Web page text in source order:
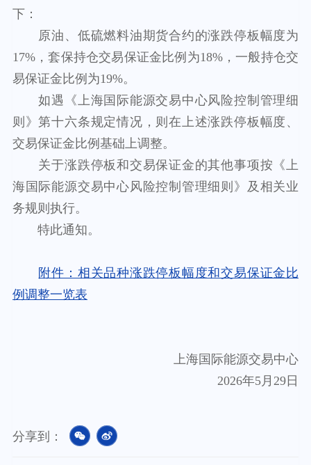
下：
原油、 低硫燃料油期货合约的涨跌停板幅度为
17%，套保持仓交易保证金比例为18%，一般持仓交
易保证金比例为19%。
如遇《上海国际能源交易中心风险控制管理细
则》第十六条规定情况，则在上述涨跌停板幅度、
交易保证金比例基础上调整。
关于涨跌停板和交易保证金的其他事项按《上
海国际能源交易中心风险控制管理细则》及相关业
务规则执行。
特此通知。
附件：相关品种涨跌停板幅度和交易保证金比
例调整一览表
上海国际能源交易中心
2026年5月29日
分享到：